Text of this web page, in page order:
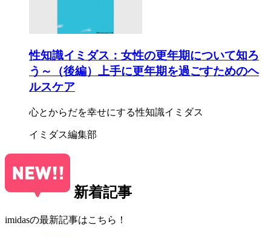
性知識イミダス：女性の更年期について知ろ
う～（後編）上手に更年期を過ごすためのヘ
ルスケア
心とからだを幸せにする性知識イミダス
イミダス編集部
新着記事
imidasの最新記事はこちら！